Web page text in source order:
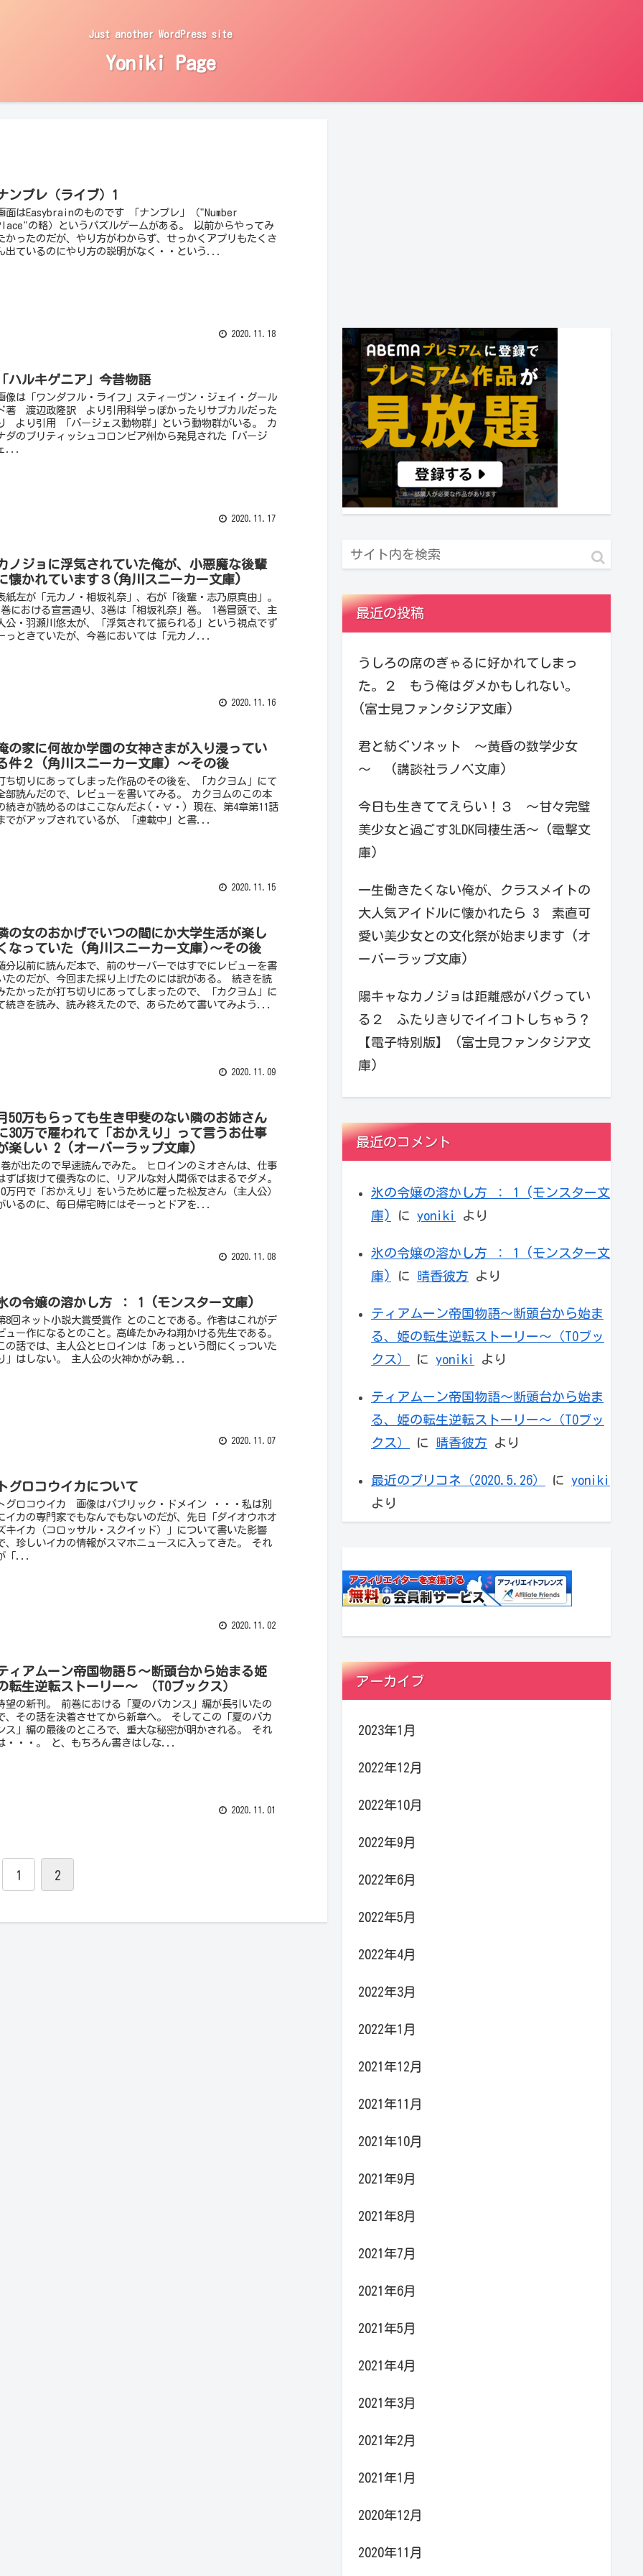
Just another WordPress site
Yoniki Page
ンプレ（ライブ）1
面はEasybrainのものです 「ナンプレ」（"Number
の略）というパズルゲームがある。 以前からやってみ
かったのだが、やり方がわからず、せっかくアプリもたくさ
出ているのにやり方の説明がなく・・という...
2020.11.18
ハルキゲニア」今昔物語
像は「ワンダフル・ライフ」スティーヴン・ジェイ・グール
著 渡辺政隆訳 より引用科学っぽかったりサブカルだった
より引用 「バージェス動物群」という動物群がいる。 カ
ダのブリティッシュコロンビア州から発見された「バージ
...
2020.11.17
ノジョに浮気されていた俺が、小悪魔な後輩
懐かれています３(角川スニーカー文庫)
紙左が「元カノ・相坂礼奈」、右が「後輩・志乃原真由」。
における宣言通り、3巻は「相坂礼奈」巻。 1巻冒頭で、主
公・羽瀬川悠太が、「浮気されて振られる」という視点でず
っときていたが、今巻においては「元カノ...
2020.11.16
の家に何故か学園の女神さまが入り浸ってい
件２ (角川スニーカー文庫) ～その後
ち切りにあってしまった作品のその後を、「カクヨム」にて
部読んだので、レビューを書いてみる。 カクヨムのこの本
続きが読めるのはここなんだよ(・∀・) 現在、第4章第11話
でがアップされているが、「連載中」と書...
2020.11.15
の女のおかげでいつの間にか大学生活が楽し
なっていた (角川スニーカー文庫)～その後
分以前に読んだ本で、前のサーバーではすでにレビューを書
たのだが、今回また採り上げたのには訳がある。 続きを読
たかったが打ち切りにあってしまったので、「カクヨム」に
続きを読み、読み終えたので、あらためて書いてみよう...
2020.11.09
50万もらっても生き甲斐のない隣のお姉さん
30万で雇われて「おかえり」って言うお仕事
楽しい 2 (オーバーラップ文庫)
が出たので早速読んでみた。 ヒロインのミオさんは、仕事
ずば抜けて優秀なのに、リアルな対人関係ではまるでダメ。
万円で「おかえり」をいうために雇った松友さん（主人公）
いるのに、毎日帰宅時にはそーっとドアを...
2020.11.08
の令嬢の溶かし方 ： 1 (モンスター文庫)
8回ネット小説大賞受賞作 とのことである。作者はこれがデ
ュー作になるとのこと。高峰たかみね翔かける先生である。
の話では、主人公とヒロインは「あっという間にくっついた
」はしない。 主人公の火神かがみ朝...
2020.11.07
グロコウイカについて
グロコウイカ 画像はパブリック・ドメイン ・・・私は別
イカの専門家でもなんでもないのだが、先日「ダイオウホオ
キイカ（コロッサル・スクイッド）」について書いた影響
、珍しいイカの情報がスマホニュースに入ってきた。 それ
「...
2020.11.02
ィアムーン帝国物語５～断頭台から始まる姫
転生逆転ストーリー～ （TOブックス）
望の新刊。 前巻における「夏のバカンス」編が長引いたの
、その話を決着させてから新章へ。 そしてこの「夏のバカ
ス」編の最後のところで、重大な秘密が明かされる。 それ
・・・。 と、もちろん書きはしな...
2020.11.01
1 2
最近の投稿
うしろの席のぎゃるに好かれてしまっ
た。２ もう俺はダメかもしれない。
(富士見ファンタジア文庫)
君と紡ぐソネット ～黄昏の数学少女
～ (講談社ラノベ文庫)
今日も生きててえらい！３ ～甘々完璧
美少女と過ごす3LDK同棲生活～ (電撃文
庫)
一生働きたくない俺が、クラスメイトの
大人気アイドルに懐かれたら 3 素直可
愛い美少女との文化祭が始まります (オ
ーバーラップ文庫)
陽キャなカノジョは距離感がバグってい
る２ ふたりきりでイイコトしちゃう？
【電子特別版】 (富士見ファンタジア文
庫)
最近のコメント
氷の令嬢の溶かし方 ： 1 (モンスター文
庫)
に yoniki より
氷の令嬢の溶かし方 ： 1 (モンスター文
庫)
に 晴香彼方 より
ティアムーン帝国物語～断頭台から始ま
る、姫の転生逆転ストーリー～（TOブッ
クス）
に yoniki より
ティアムーン帝国物語～断頭台から始ま
る、姫の転生逆転ストーリー～（TOブッ
クス）
に 晴香彼方 より
最近のプリコネ（2020.5.26） に yoniki
より
アーカイブ
2023年1月
2022年12月
2022年10月
2022年9月
2022年6月
2022年5月
2022年4月
2022年3月
2022年1月
2021年12月
2021年11月
2021年10月
2021年9月
2021年8月
2021年7月
2021年6月
2021年5月
2021年4月
2021年3月
2021年2月
2021年1月
2020年12月
2020年11月